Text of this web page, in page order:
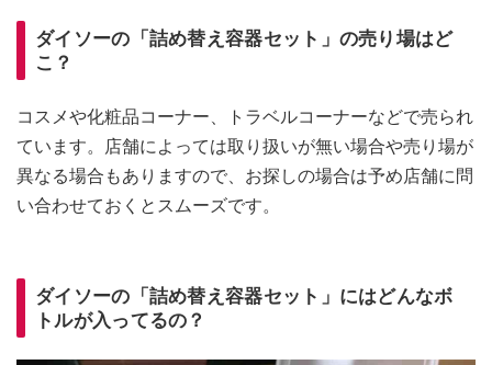
ダイソーの「詰め替え容器セット」の売り場はど
こ？
コスメや化粧品コーナー、トラベルコーナーなどで売られ
ています。店舗によっては取り扱いが無い場合や売り場が
異なる場合もありますので、お探しの場合は予め店舗に問
い合わせておくとスムーズです。
ダイソーの「詰め替え容器セット」にはどんなボ
トルが入ってるの？